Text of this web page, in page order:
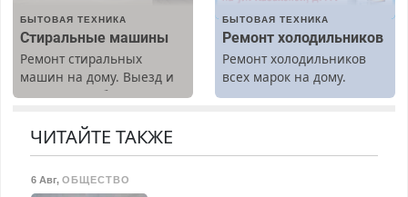
Ежемесячно
выплачивается денежная
премия. Возможно
бесплатное обучение,
получение документов,
безопасности с з/п до
БЫТОВАЯ ТЕХНИКА
Стиральные машины
Ремонт стиральных
машин на дому. Выезд и
диагностика бесплатно.
БЫТОВАЯ ТЕХНИКА
Ремонт холодильников
Ремонт холодильников
всех марок на дому.
ЧИТАЙТЕ ТАКЖЕ
6 Авг, ОБЩЕСТВО